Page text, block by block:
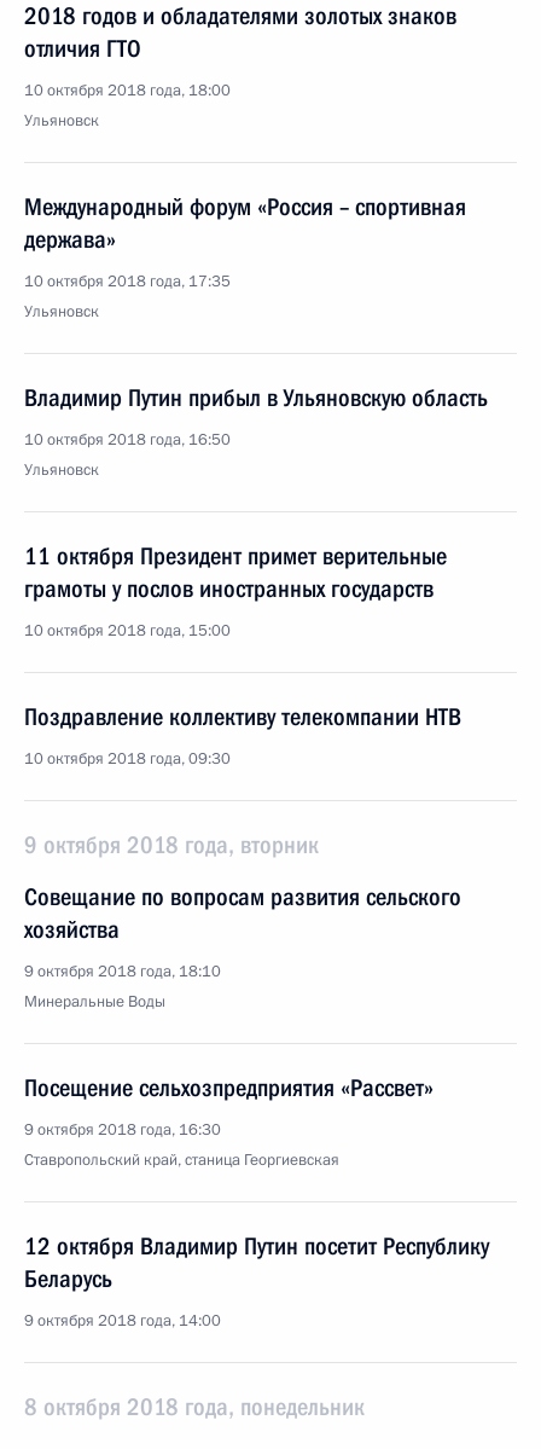
2018 годов и обладателями золотых знаков
отличия ГТО
10 октября 2018 года, 18:00
Ульяновск
Международный форум «Россия – спортивная
держава»
10 октября 2018 года, 17:35
Ульяновск
Владимир Путин прибыл в Ульяновскую область
10 октября 2018 года, 16:50
Ульяновск
11 октября Президент примет верительные
грамоты у послов иностранных государств
10 октября 2018 года, 15:00
Поздравление коллективу телекомпании НТВ
10 октября 2018 года, 09:30
9 октября 2018 года, вторник
Совещание по вопросам развития сельского
хозяйства
9 октября 2018 года, 18:10
Минеральные Воды
Посещение сельхозпредприятия «Рассвет»
9 октября 2018 года, 16:30
Ставропольский край, станица Георгиевская
12 октября Владимир Путин посетит Республику
Беларусь
9 октября 2018 года, 14:00
8 октября 2018 года, понедельник